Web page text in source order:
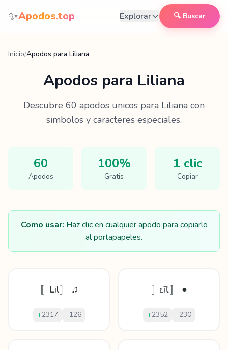
Saltar al contenido
✨Apodos.top Explorar 🔍 Buscar
Inicio/Apodos para Liliana
Apodos para Liliana
Descubre 60 apodos unicos para Liliana con
simbolos y caracteres especiales.
60
Apodos
100%
Gratis
1 clic
Copiar
Como usar: Haz clic en cualquier apodo para copiarlo
al portapapeles.
〚Lil〛 ♫
+2317 -126
〚ᴌīľⁱ〛 ●
+2352 -230